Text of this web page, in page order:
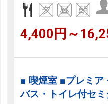
4,400円～
■ 喫煙室 ■プレミ
バス・トイレ付セ